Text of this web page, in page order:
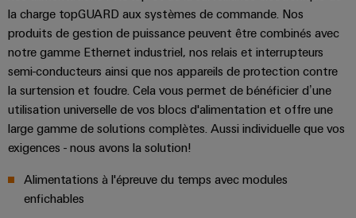
la charge topGUARD aux systèmes de commande. Nos
produits de gestion de puissance peuvent être combinés avec
notre gamme Ethernet industriel, nos relais et interrupteurs
semi-conducteurs ainsi que nos appareils de protection contre
la surtension et foudre. Cela vous permet de bénéficier d’une
utilisation universelle de vos blocs d'alimentation et offre une
large gamme de solutions complètes. Aussi individuelle que vos
exigences - nous avons la solution!
Alimentations à l'épreuve du temps avec modules
enfichables